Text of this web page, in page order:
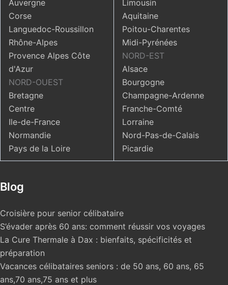
Auvergne
Corse
Languedoc-Roussillon
Rhône-Alpes
Provence Alpes Côte
d'Azur
NORD-OUEST
Bretagne
Centre
Ile-de-France
Normandie
Pays de la Loire
Limousin
Aquitaine
Poitou-Charentes
Midi-Pyrénées
NORD-EST
Alsace
Bourgogne
Champagne-Ardenne
Franche-Comté
Lorraine
Nord-Pas-de-Calais
Picardie
Blog
Croisière pour senior célibataire
S’évader après 60 ans: comment réussir vos voyages
La Cure Thermale à Dax : bienfaits, spécificités et
préparation
Vacances célibataires seniors : de 50 ans, 60 ans, 65
ans,70 ans,75 ans et plus